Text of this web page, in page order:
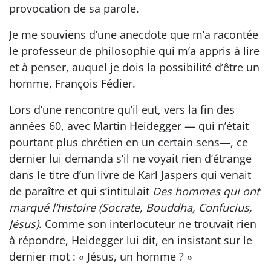
provocation de sa parole.
Je me souviens d’une anecdote que m’a racontée
le professeur de philosophie qui m’a appris à lire
et à penser, auquel je dois la possibilité d’être un
homme, François Fédier.
Lors d’une rencontre qu’il eut, vers la fin des
années 60, avec Martin Heidegger — qui n’était
pourtant plus chrétien en un certain sens—, ce
dernier lui demanda s’il ne voyait rien d’étrange
dans le titre d’un livre de Karl Jaspers qui venait
de paraître et qui s’intitulait Des hommes qui ont
marqué l’histoire (Socrate, Bouddha, Confucius,
Jésus). Comme son interlocuteur ne trouvait rien
à répondre, Heidegger lui dit, en insistant sur le
dernier mot : « Jésus, un homme ? »